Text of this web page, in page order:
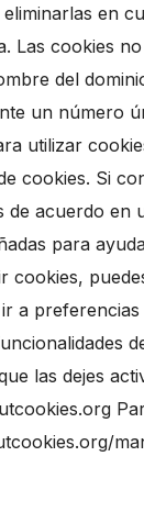
en
Las cookies
del
un número
utilizar
cookies. Si
de acuerdo en
para
cookies,
a preferencias
las dejes